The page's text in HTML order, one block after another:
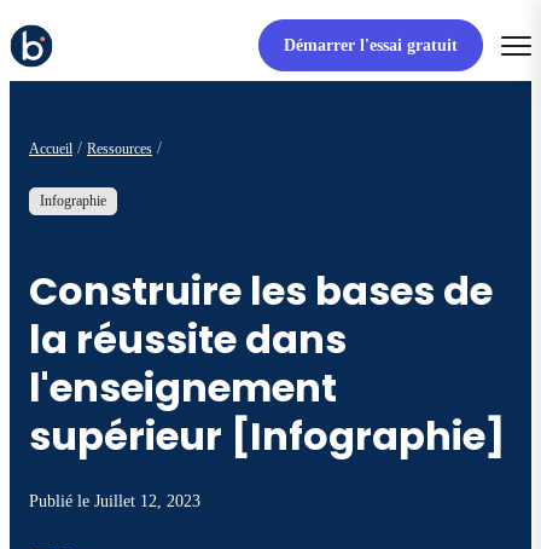
Démarrer l'essai gratuit
Accueil Ressources
Infographie
Construire les bases de
la réussite dans
l'enseignement
supérieur [Infographie]
Publié le Juillet 12, 2023